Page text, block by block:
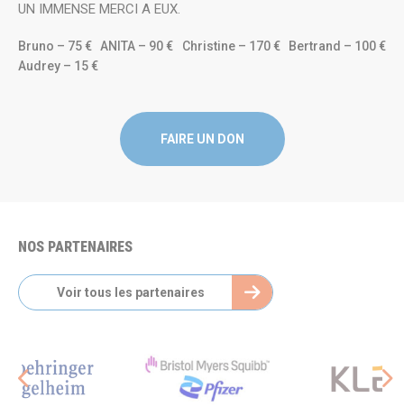
UN IMMENSE MERCI A EUX.
Bruno – 75 € ANITA – 90 € Christine – 170 €
Bertrand – 100 €
Audrey – 15 €
FAIRE UN DON
NOS PARTENAIRES
Voir tous les partenaires